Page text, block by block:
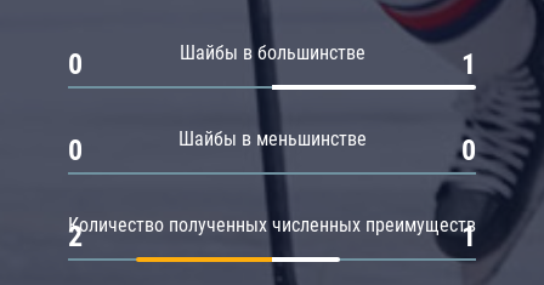
Шайбы в большинстве
0 1
Шайбы в меньшинстве
0 0
Количество полученных численных преимуществ
2 1